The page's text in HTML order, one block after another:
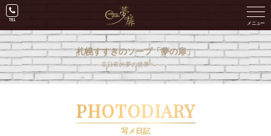
札幌すすきのソープ「夢の扉」
非日常の夢の世界へ･･･。
PHOTODIARY
写メ日記